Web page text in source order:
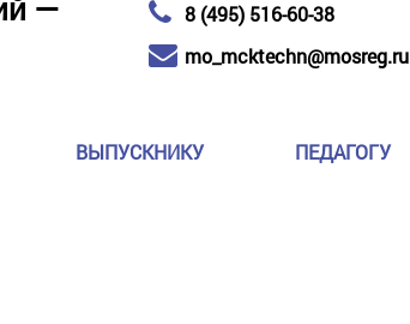
—
8 (495) 516-60-38
mo_mcktechn@mosreg.ru
ВЫПУСКНИКУ ПЕДАГОГУ